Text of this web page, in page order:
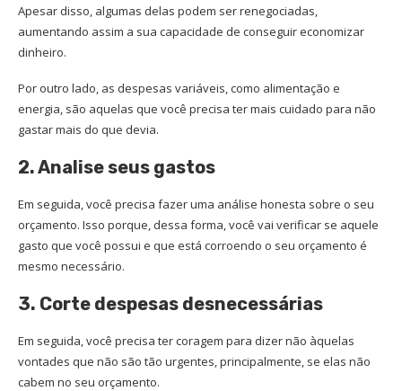
Apesar disso, algumas delas podem ser renegociadas,
aumentando assim a sua capacidade de conseguir economizar
dinheiro.
Por outro lado, as despesas variáveis, como alimentação e
energia, são aquelas que você precisa ter mais cuidado para não
gastar mais do que devia.
2. Analise seus gastos
Em seguida, você precisa fazer uma análise honesta sobre o seu
orçamento. Isso porque, dessa forma, você vai verificar se aquele
gasto que você possui e que está corroendo o seu orçamento é
mesmo necessário.
3. Corte despesas desnecessárias
Em seguida, você precisa ter coragem para dizer não àquelas
vontades que não são tão urgentes, principalmente, se elas não
cabem no seu orçamento.